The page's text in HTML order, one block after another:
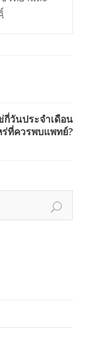
กี่วันประจำเดือน
ร่ที่ควรพบแพทย์?